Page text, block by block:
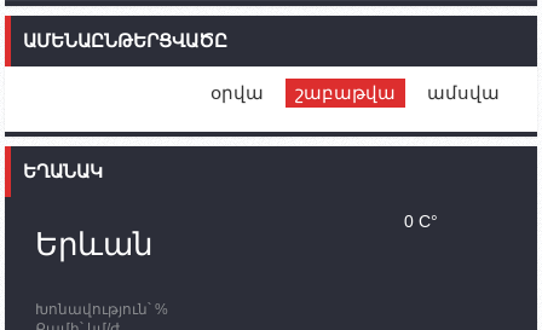
ունեն. կիպրոսցի խորհրդարանականը՝ Ալեն
Ֆրանսիայի ԱԳ նախարարը կայցելի Հայաստան
պատասխանատուներ կմնան ԼՂ-ում՝ մինչև
որոնողափրկարարական աշխատանքների
11:03
ԱՄԵՆԱԸՆԹԵՐՑՎԱԾԸ
օրվա շաբաթվա ամսվա
ԵՂԱՆԱԿ
Երևան
Խոնավություն՝ %
0 C°